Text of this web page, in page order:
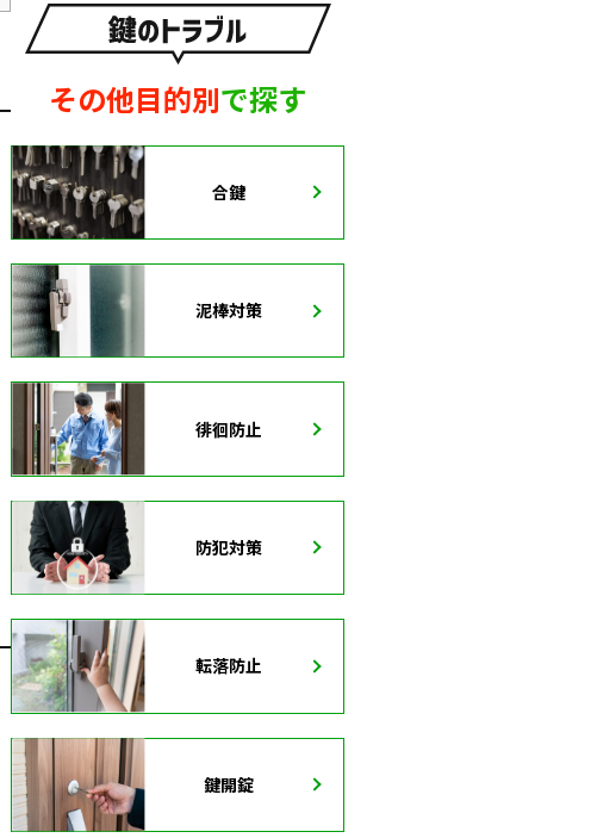
その他目的別で探す
合鍵
泥棒対策
徘徊防止
防犯対策
転落防止
鍵開錠